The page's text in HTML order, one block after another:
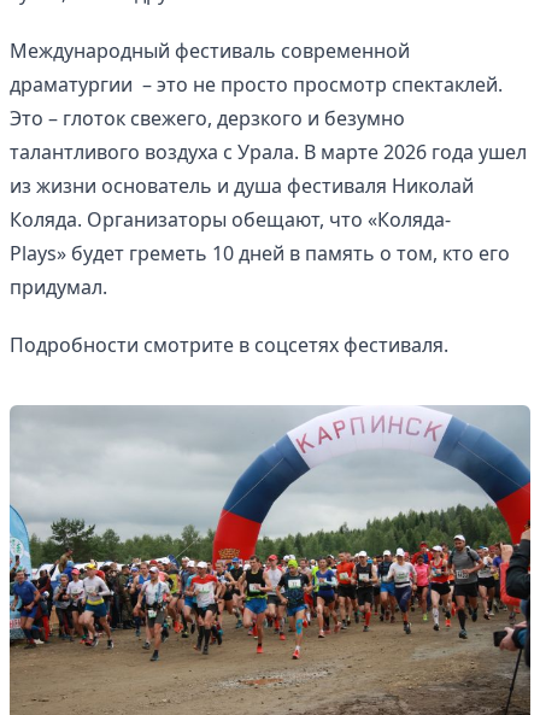
Международный фестиваль современной
драматургии – это не просто просмотр спектаклей.
Это – глоток свежего, дерзкого и безумно
талантливого воздуха с Урала. В марте 2026 года ушел
из жизни основатель и душа фестиваля Николай
Коляда. Организаторы обещают, что «Коляда-
Plays» будет греметь 10 дней в память о том, кто его
придумал.
Подробности смотрите в соцсетях фестиваля.